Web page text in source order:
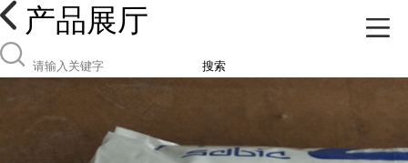
产品展厅
搜索